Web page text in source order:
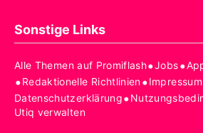
Sonstige Links
Alle Themen auf Promiflash•Jobs•
•Redaktionelle Richtlinien•Impressum
Datenschutzerklärung•
Utiq verwalten